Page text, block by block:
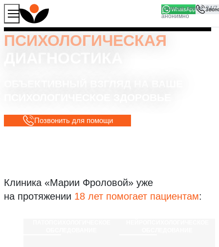
WhatsApp
ПСИХОЛОГИЧЕСКАЯ
Позвонить для помощи
Клиника «Марии Фроловой» уже
на протяжении 18 лет помогает пациентам:
Продолжая работу с сайтом, вы соглашаетесь на то, что
мы используем файлы
Хорошо